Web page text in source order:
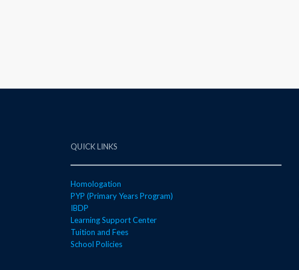
QUICK LINKS
Homologation
PYP (Primary Years Program)
IBDP
Learning Support Center
Tuition and Fees
School Policies